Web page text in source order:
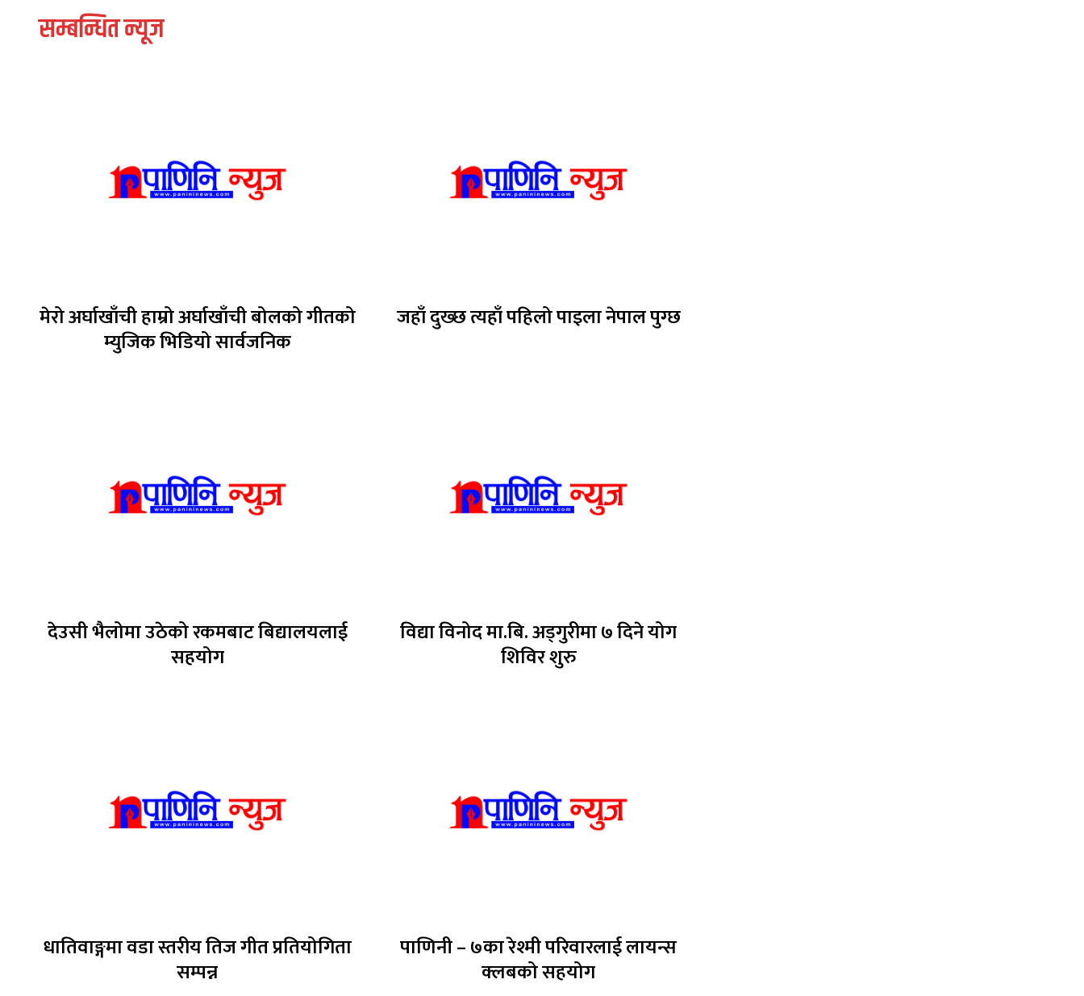
सम्बन्धित न्यूज
मेरो अर्घाखाँची हाम्रो अर्घाखाँची बोलको गीतको
म्युजिक भिडियो सार्वजनिक
जहाँ दुख्छ त्यहाँ पहिलो पाइला नेपाल पुग्छ
देउसी भैलोमा उठेको रकमबाट बिद्यालयलाई
सहयोग
विद्या विनोद मा.बि. अड्गुरीमा ७ दिने योग
शिविर शुरु
धातिवाङ्गमा वडा स्तरीय तिज गीत प्रतियोगिता
सम्पन्न
पाणिनी – ७का रेश्मी परिवारलाई लायन्स
क्लबको सहयोग